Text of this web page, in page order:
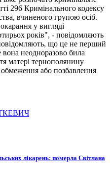
296 Кримінального кодексу
вчиненого групою осіб.
у вигляді
років", - повідомляють
що це не перший
неодноразово била
матері тернополянину
або позбавлення
лікарень: померла Світлана